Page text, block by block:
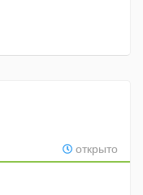
открыто